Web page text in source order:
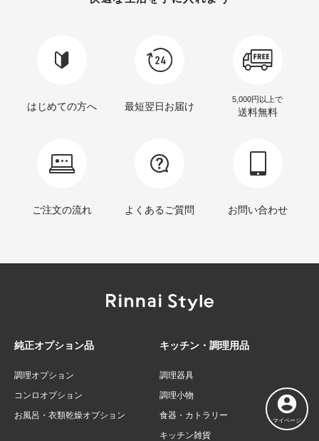
はじめての方へ 最短翌日お届け
5,000円以上で
送料無料
ご注文の流れ よくあるご質問 お問い合わせ
純正オプション品
調理オプション
コンロオプション
お風呂・衣類乾燥オプション
キッチン・調理用品
調理器具
調理小物
食器・カトラリー
キッチン雑貨
マイページ